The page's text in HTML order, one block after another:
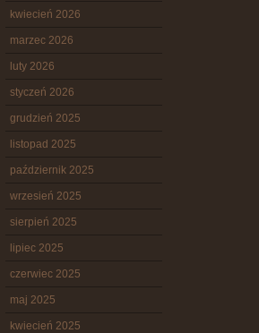
kwiecień 2026
marzec 2026
luty 2026
styczeń 2026
grudzień 2025
listopad 2025
październik 2025
wrzesień 2025
sierpień 2025
lipiec 2025
czerwiec 2025
maj 2025
kwiecień 2025